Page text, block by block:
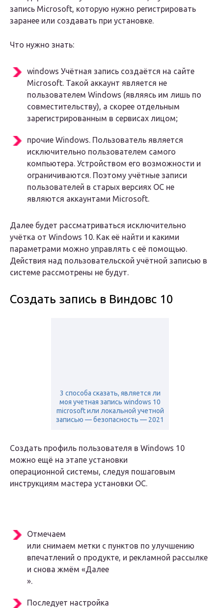
запись Microsoft, которую нужно регистрировать
заранее или создавать при установке.
Что нужно знать:
windows Учётная запись создаётся на сайте
Microsoft. Такой аккаунт является не
пользователем Windows (являясь им лишь по
совместительству), а скорее отдельным
зарегистрированным в сервисах лицом;
прочие Windows. Пользователь является
исключительно пользователем самого
компьютера. Устройством его возможности и
ограничиваются. Поэтому учётные записи
пользователей в старых версиях ОС не
являются аккаунтами Microsoft.
Далее будет рассматриваться исключительно
учётка от Windows 10. Как её найти и какими
параметрами можно управлять с её помощью.
Действия над пользовательской учётной записью в
системе рассмотрены не будут.
Создать запись в Виндовс 10
3 способа сказать, является ли
моя учетная запись windows 10
microsoft или локальной учетной
записью — безопасность — 2021
Создать профиль пользователя в Windows 10
можно ещё на этапе установки
операционной системы, следуя пошаговым
инструкциям мастера установки ОС.
Отмечаем
или снимаем метки с пунктов по улучшению
впечатлений о продукте, и рекламной рассылке
и снова жмём «Далее
».
Последует настройка